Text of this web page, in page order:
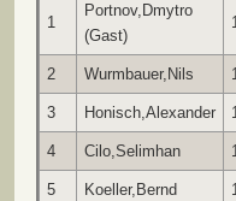
1
Portnov,Dmytro
(Gast)
2 Wurmbauer,Nils
3 Honisch,Alexander
4 Cilo,Selimhan
5 Koeller,Bernd